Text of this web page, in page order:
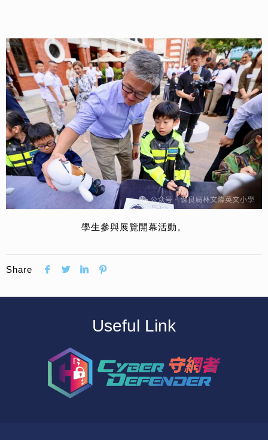
學生參與展覽開幕活動。
Share
Useful Link